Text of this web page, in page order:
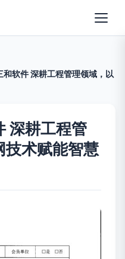
和软件 深耕工程管理领域，以
深耕工程管
技术赋能智慧